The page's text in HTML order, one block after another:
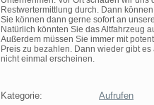
Restwertermittlung durch. Dann
Sie können dann gerne sofort an
Natürlich könnten Sie das Altfahrzeug
Außerdem müssen Sie immer mit
Preis zu bezahlen. Dann wieder gibt
nicht einmal erscheinen.
Kategorie:
Aufrufen